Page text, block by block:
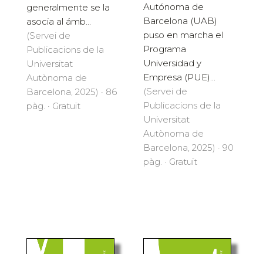
generalmente se la
asocia al ámb...
(Servei de
Publicacions de la
Universitat
Autònoma de
Barcelona, 2025) · 86
pàg. · Gratuït
Autónoma de
Barcelona (UAB)
puso en marcha el
Programa
Universidad y
Empresa (PUE)...
(Servei de
Publicacions de la
Universitat
Autònoma de
Barcelona, 2025) · 90
pàg. · Gratuït